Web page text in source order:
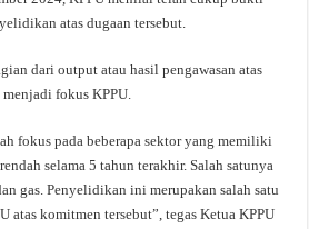
atas dugaan tersebut.
dari output atau hasil pengawasan atas
fokus KPPU.
fokus pada beberapa sektor yang memiliki
selama 5 tahun terakhir. Salah satunya
gas. Penyelidikan ini merupakan salah satu
atas komitmen tersebut”, tegas Ketua KPPU